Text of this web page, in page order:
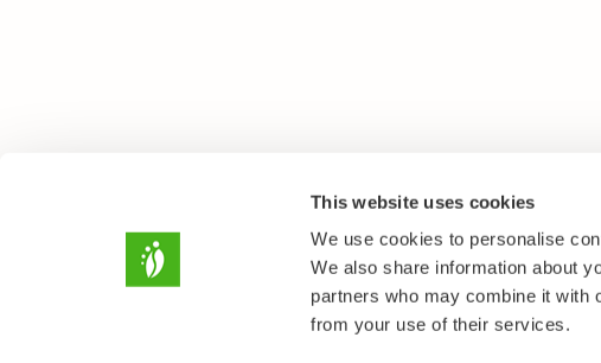
This website uses cookies
We use cookies to personalise
We also share information about
partners who may combine it with
from your use of their services.